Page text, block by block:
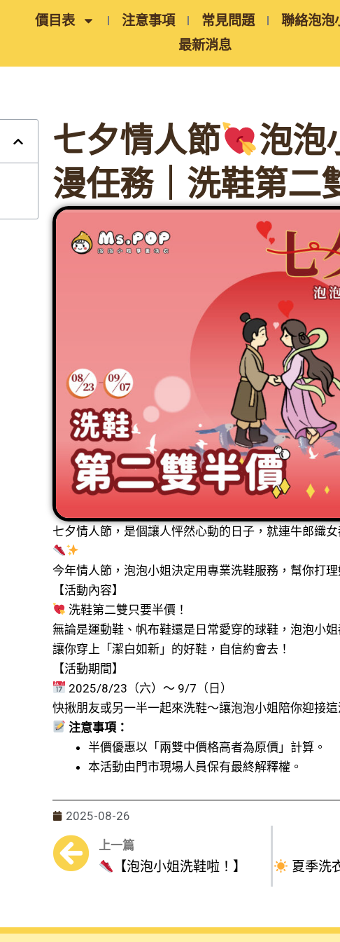
價目表 注意事項 常見問題
聯絡泡泡
最新消息
七夕情人節
泡泡
漫任務｜洗鞋第二
七夕情人節，是個讓人怦然心動的日子，就連牛郎織
今年情人節，泡泡小姐決定用專業洗鞋服務，幫你打
【活動內容】
洗鞋第二雙只要半價！
無論是運動鞋、帆布鞋還是日常愛穿的球鞋，泡泡小
讓你穿上「潔白如新」的好鞋，自信約會去！
【活動期間】
2025/8/23（六）～ 9/7（日）
快揪朋友或另一半一起來洗鞋～讓泡泡小姐陪你迎接這
注意事項：
半價優惠以「兩雙中價格高者為原價」計算。
本活動由門市現場人員保有最終解釋權。
2025-08-26
Prev
上一篇
【泡泡小姐洗鞋啦！】 夏季洗衣優